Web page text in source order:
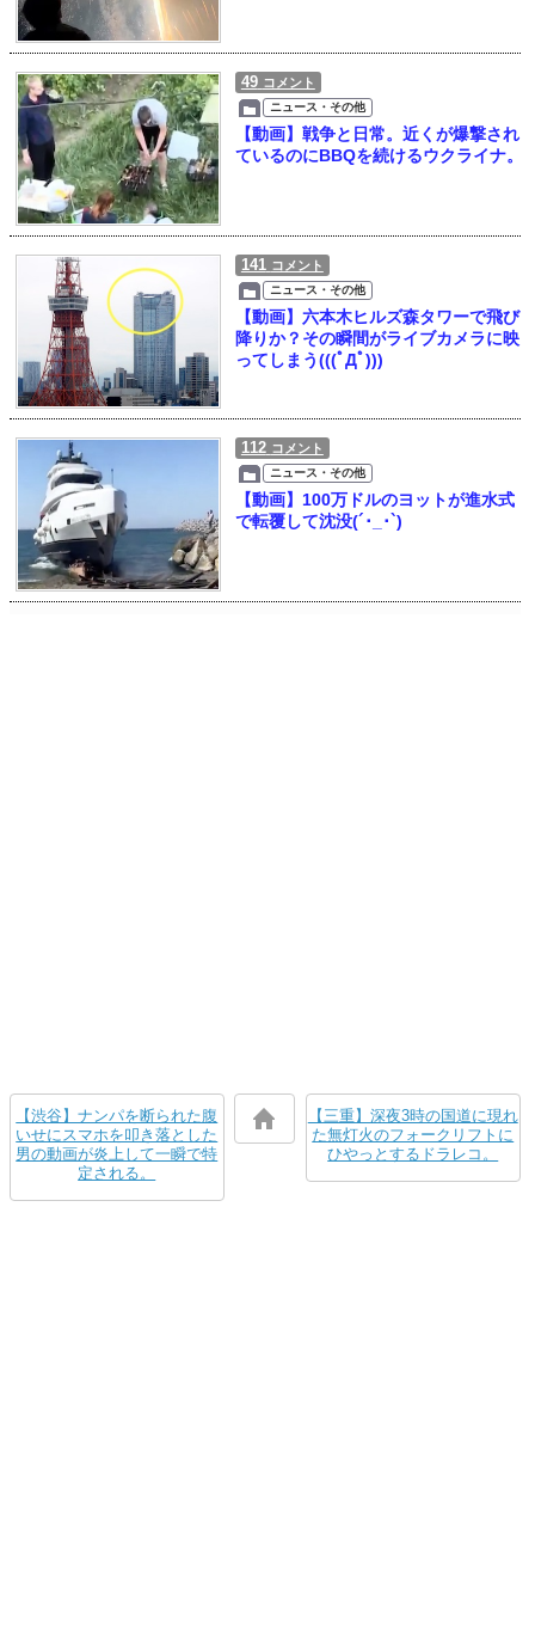
49 コメント
ニュース・その他
【動画】戦争と日常。近くが爆撃され
ているのにBBQを続けるウクライナ。
141 コメント
ニュース・その他
【動画】六本木ヒルズ森タワーで飛び
降りか？その瞬間がライブカメラに映
ってしまう(((ﾟДﾟ)))
112 コメント
ニュース・その他
【動画】100万ドルのヨットが進水式
で転覆して沈没(´･_･`)
【渋谷】ナンパを断られた腹
いせにスマホを叩き落とした
男の動画が炎上して一瞬で特
定される。
【三重】深夜3時の国道に現れ
た無灯火のフォークリフトに
ひやっとするドラレコ。